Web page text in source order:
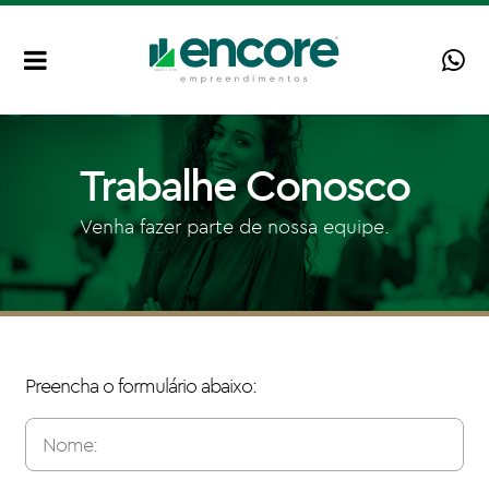
Trabalhe Conosco
Venha fazer parte de nossa equipe.
Preencha o formulário abaixo: